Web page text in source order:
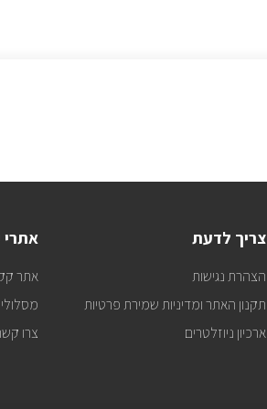
צריך לדעת
הצהרת נגישות
תקנון האתר ומדיניות שמירת פרטיות
ארכיון ניוזלטרים
אתר
צרו